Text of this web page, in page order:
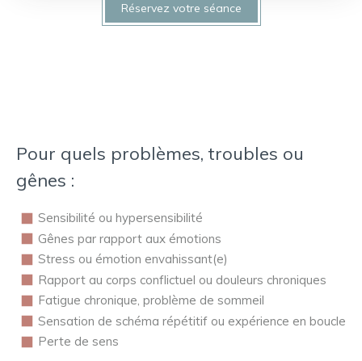
Réservez votre séance
Pour quels problèmes, troubles ou
gênes :
Sensibilité ou hypersensibilité
Gênes par rapport aux émotions
Stress ou émotion envahissant(e)
Rapport au corps conflictuel ou douleurs chroniques
Fatigue chronique, problème de sommeil
Sensation de schéma répétitif ou expérience en boucle
Perte de sens